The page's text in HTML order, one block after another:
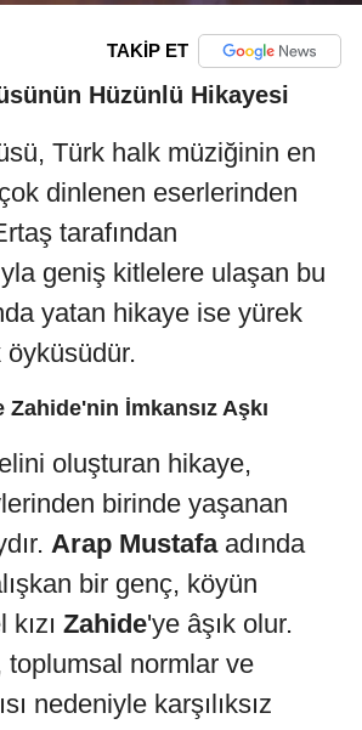
TAKİP ET
Hüzünlü Hikayesi
Türk halk müziğinin en
dinlenen eserlerinden
tarafından
geniş kitlelere ulaşan bu
yatan hikaye ise yürek
İmkansız Aşkı
oluşturan hikaye,
birinde yaşanan
Arap Mustafaadında
bir genç, köyün
Zahide'ye âşık olur.
normlar ve
nedeniyle karşılıksız